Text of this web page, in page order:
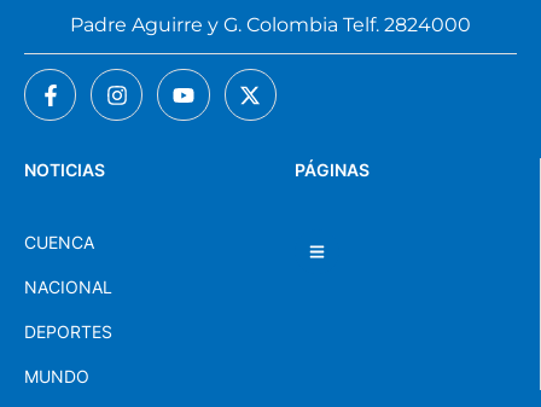
PÁGINAS
NOTICIAS
CUENCA
NACIONAL
DEPORTES
MUNDO
Padre Aguirre y G. Colombia Telf. 2824000